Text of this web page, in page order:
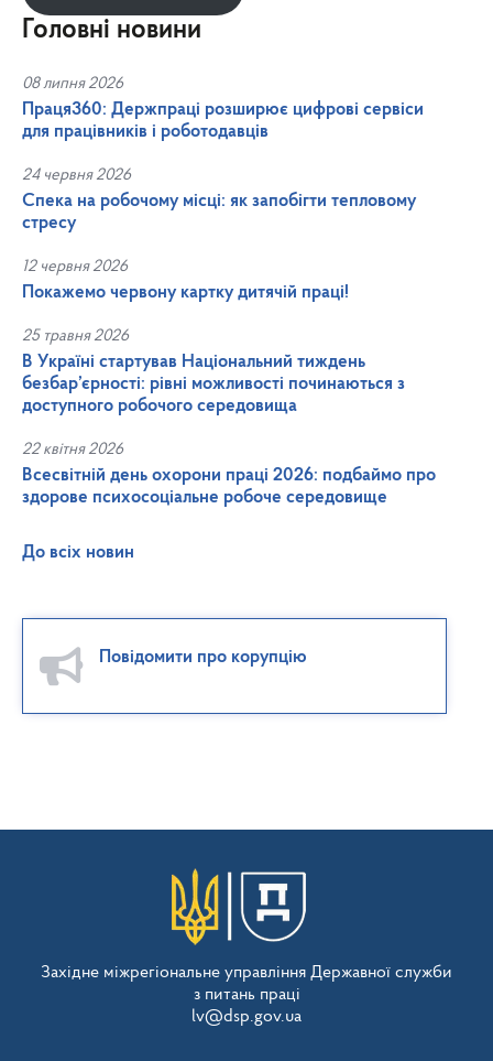
Головні новини
08 липня 2026
Праця360: Держпраці розширює цифрові сервіси
для працівників і роботодавців
24 червня 2026
Спека на робочому місці: як запобігти тепловому
стресу
12 червня 2026
Покажемо червону картку дитячій праці!
25 травня 2026
В Україні стартував Національний тиждень
безбар’єрності: рівні можливості починаються з
доступного робочого середовища
22 квітня 2026
Всесвітній день охорони праці 2026: подбаймо про
здорове психосоціальне робоче середовище
До всіх новин
Повідомити про корупцію
Західне міжрегіональне управління Державної служби
з питань праці
lv@dsp.gov.ua